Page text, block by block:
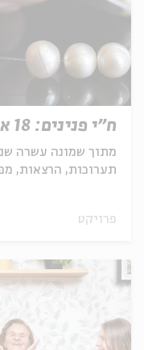
ח"י פנינים: 18 אוצרות מהארכיון
מתוך שמונה עשרה
תערוכות, הרצאות,
פרויקט